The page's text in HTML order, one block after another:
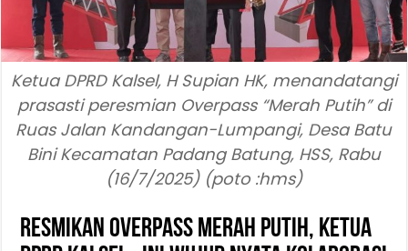
Ketua DPRD Kalsel, H Supian HK, menandatangi
prasasti peresmian Overpass “Merah Putih” di
Ruas Jalan Kandangan-Lumpangi, Desa Batu
Bini Kecamatan Padang Batung, HSS, Rabu
(16/7/2025) (poto :hms)
Resmikan Overpass Merah Putih, Ketua